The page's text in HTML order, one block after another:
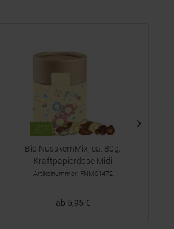
Bio NusskernMix, ca. 80g,
Kraftpapierdose Midi
Artikelnummer: FNM01472
ab 5,95 €